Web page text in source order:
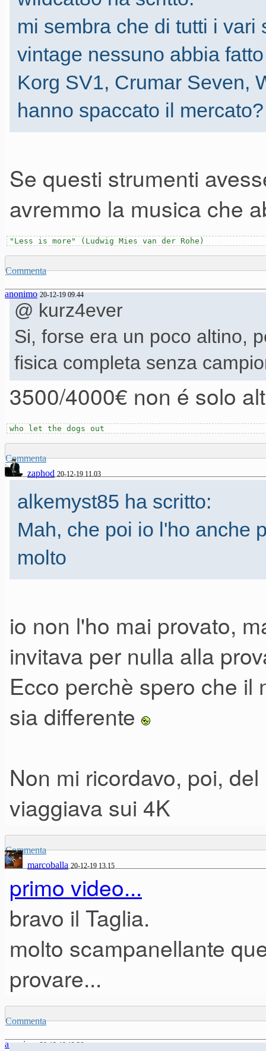
mi sembra che di tutti i
vintage nessuno abbia
Korg SV1, Crumar Seven,
hanno spaccato il mercato?
Se questi strumenti
avremmo la musica che
"Less is more" (Ludwig Mies van der Rohe)
Commenta
anonimo 20-12-19 09.44
@ kurz4ever
Si, forse era un poco altino,
fisica completa senza
3500/4000€ non é solo
who let the dogs out
Commenta
zaphod 20-12-19 11.03
alkemyst85 ha scritto:
Mah, che poi io l'ho anche
molto
io non l'ho mai provato,
invitava per nulla alla
Ecco perchè spero che il
sia differente
Non mi ricordavo, poi,
viaggiava sui 4K
Commenta
marcoballa 20-12-19 13.15
primo video...
bravo il Taglia.
molto scampanellante
provare...
Commenta
anonimo 20-12-19 13.26